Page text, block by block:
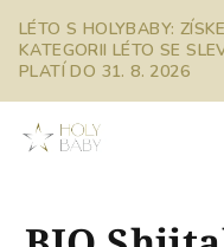
obsah
LÉTO S HOLYBABY:
KATEGORII LÉTO SE
PLATÍ DO 31. 8. 2026